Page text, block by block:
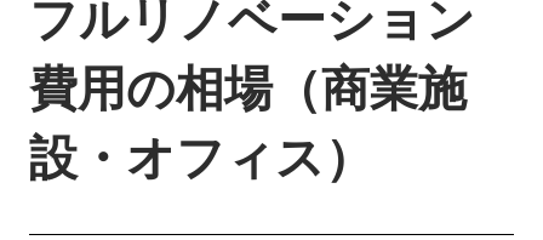
フルリノベーション
費用の相場（商業施
設・オフィス）